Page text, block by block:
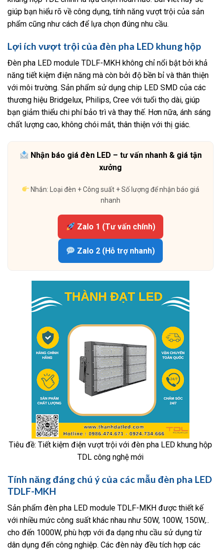
giúp bạn hiểu rõ về công dụng, tính năng vượt trội của sản
phẩm cũng như cách để lựa chọn đúng nhu cầu.
Lợi ích vượt trội của đèn pha LED khung hộp
Đèn pha LED module TDLF-MKH không chỉ nổi bật bởi khả
năng tiết kiệm điện năng mà còn bởi độ bền bỉ và thân thiện
với môi trường. Sản phẩm sử dụng chip LED SMD của các
thương hiệu Bridgelux, Philips, Cree với tuổi thọ dài, giúp
bạn giảm thiểu chi phí bảo trì và thay thế. Hơn nữa, ánh sáng
chất lượng cao, không chói mắt, thân thiện với thị giác.
Nhận báo giá đèn LED – tư vấn nhanh & giá tận
xưởng
Nhắn: Loại đèn + Công suất + Số lượng để nhận báo giá
nhanh
Zalo 1 (Tư vấn chính)
Zalo 2 (Hỗ trợ nhanh)
Tiêu đề: Tiết kiệm điện vượt trội với đèn pha LED khung hộp
TDL công nghệ mới
Tính năng đáng chú ý của các mẫu đèn pha LED
TDLF-MKH
Sản phẩm đèn pha LED module TDLF-MKH được thiết kế
với nhiều mức công suất khác nhau như 50W, 100W, 150W,..
cho đến 1000W, phù hợp với đa dạng nhu cầu sử dụng từ
dân dụng đến công nghiệp. Các đèn này đều tích hợp các